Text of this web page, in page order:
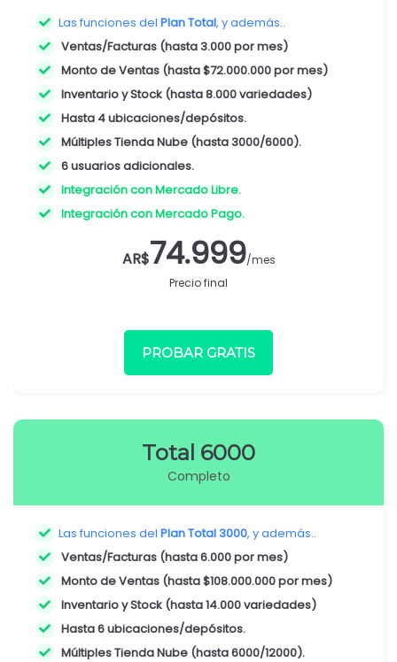
Las funciones del Plan Total, y además..
Ventas/Facturas (hasta 3.000 por mes)
Monto de Ventas (hasta $72.000.000 por mes)
Inventario y Stock (hasta 8.000 variedades)
Hasta 4 ubicaciones/depósitos.
Múltiples Tienda Nube (hasta 3000/6000).
6 usuarios adicionales.
Integración con Mercado Libre.
Integración con Mercado Pago.
AR$74.999/mes
Precio final
PROBAR GRATIS
Total 6000
Completo
Las funciones del Plan Total 3000, y además..
Ventas/Facturas (hasta 6.000 por mes)
Monto de Ventas (hasta $108.000.000 por mes)
Inventario y Stock (hasta 14.000 variedades)
Hasta 6 ubicaciones/depósitos.
Múltiples Tienda Nube (hasta 6000/12000).